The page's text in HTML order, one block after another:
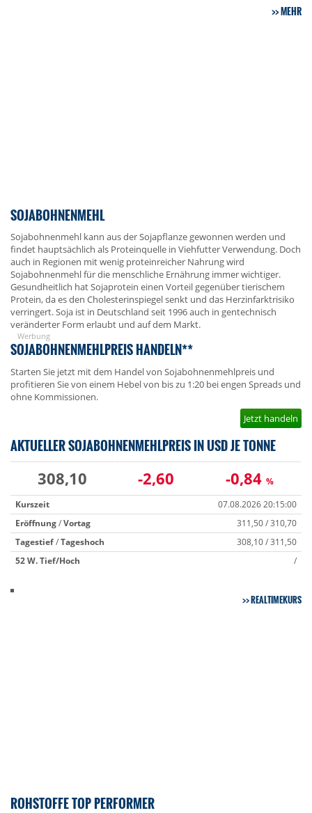
MEHR
SOJABOHNENMEHL
Sojabohnenmehl kann aus der Sojapflanze gewonnen werden und
findet hauptsächlich als Proteinquelle in Viehfutter Verwendung. Doch
auch in Regionen mit wenig proteinreicher Nahrung wird
Sojabohnenmehl für die menschliche Ernährung immer wichtiger.
Gesundheitlich hat Sojaprotein einen Vorteil gegenüber tierischem
Protein, da es den Cholesterinspiegel senkt und das Herzinfarktrisiko
verringert. Soja ist in Deutschland seit 1996 auch in gentechnisch
veränderter Form erlaubt und auf dem Markt.
Werbung
SOJABOHNENMEHLPREIS HANDELN**
Starten Sie jetzt mit dem Handel von Sojabohnenmehlpreis und
profitieren Sie von einem Hebel von bis zu 1:20 bei engen Spreads und
ohne Kommissionen.
Jetzt handeln
AKTUELLER SOJABOHNENMEHLPREIS IN USD JE TONNE
308,10 -2,60 -0,84 %
Kurszeit
07.08.2026 20:15:00
Eröffnung/Vortag
311,50 / 310,70
Tagestief/Tageshoch
308,10 / 311,50
52 W.Tief/Hoch /
REALTIMEKURS
ROHSTOFFE TOP PERFORMER